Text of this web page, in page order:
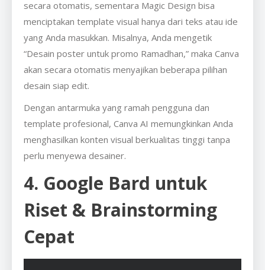
secara otomatis, sementara Magic Design bisa
menciptakan template visual hanya dari teks atau ide
yang Anda masukkan. Misalnya, Anda mengetik
“Desain poster untuk promo Ramadhan,” maka Canva
akan secara otomatis menyajikan beberapa pilihan
desain siap edit.
Dengan antarmuka yang ramah pengguna dan
template profesional, Canva AI memungkinkan Anda
menghasilkan konten visual berkualitas tinggi tanpa
perlu menyewa desainer.
4. Google Bard untuk
Riset & Brainstorming
Cepat